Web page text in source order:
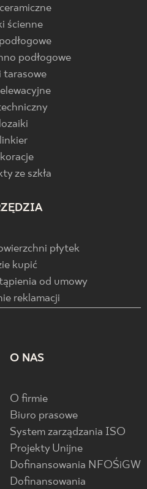
ścienne
podłogowe
tarasowe
ze szkła
płytek
kupić
od umowy
reklamacji
O NAS
O firmie
Biuro prasowe
System zarządzania ISO
Projekty Unijne
Dofinansowania NFOŚiGW
Dofinansowania